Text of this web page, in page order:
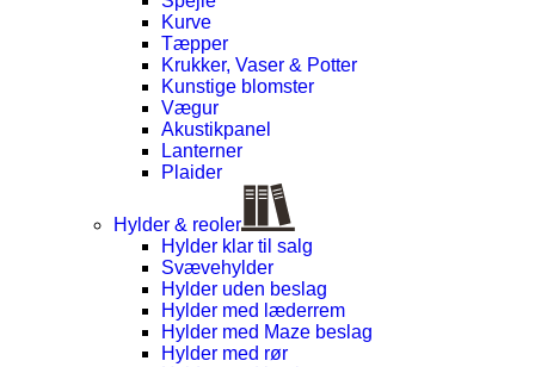
Kurve
Tæpper
Krukker, Vaser & Potter
Kunstige blomster
Vægur
Akustikpanel
Lanterner
Plaider
Hylder & reoler
Hylder klar til salg
Svævehylder
Hylder uden beslag
Hylder med læderrem
Hylder med Maze beslag
Hylder med rør